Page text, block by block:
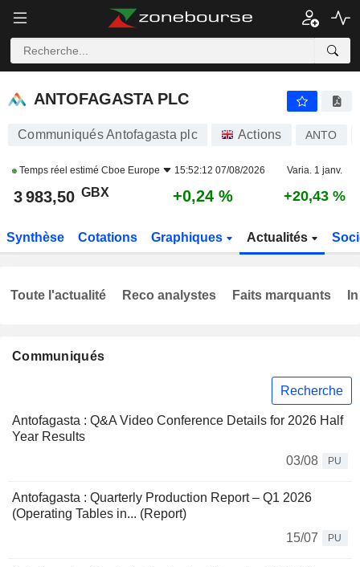
ANTOFAGASTA PLC
ANTOFAGASTA PLC
Communiqués Antofagasta plc Actions ANTO
Temps réel estimé Cboe Europe 15:52:12 07/08/2026 Varia. 1 janv.
3 983,50 GBX +0,24 % +20,43 %
Synthèse Cotations Graphiques Actualités
Communiqués
Recherche
Antofagasta : Q&A Video Conference Details for 2026 Half
Year Results
03/08
PU
Antofagasta : Quarterly Production Report – Q1 2026
(Operating Tables in... (Report)
15/07
PU
Toute l'actualité Reco analystes Faits marquants